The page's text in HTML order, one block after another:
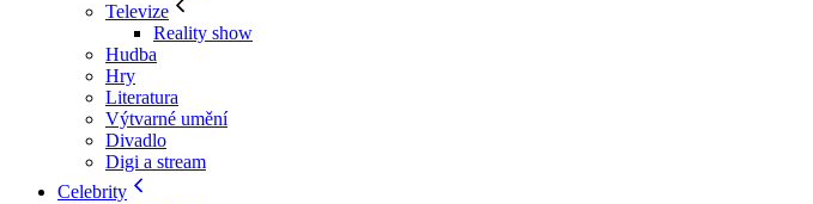
Televize
Reality show
Hudba
Hry
Literatura
Výtvarné umění
Divadlo
Digi a stream
Celebrity